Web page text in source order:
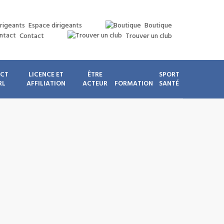
Espace dirigeants
Boutique
Contact
Trouver un club
LICENCE ET
AFFILIATION
ÊTRE
ACTEUR
FORMATION
SPORT
SANTÉ